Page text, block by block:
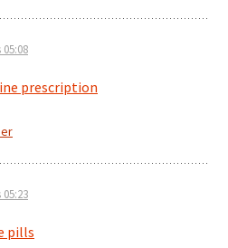
prescription
pills